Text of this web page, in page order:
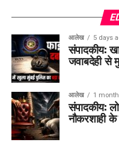
आलेख 5 days
संपादकीय:
जवाबदेही से
आलेख 1
संपादकीय:
नौकरशाही